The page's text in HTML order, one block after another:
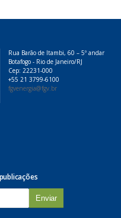
Rua Barão de Itambi, 60 – 5º andar
Botafogo - Rio de Janeiro/RJ
Cep: 22231-000
+55 21 3799-6100
fgvenergia@fgv.br